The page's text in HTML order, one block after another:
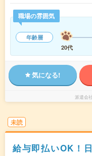
職場の雰囲気
年齢層
20代
気になる!
派遣会社
未読
給与即払いOK！